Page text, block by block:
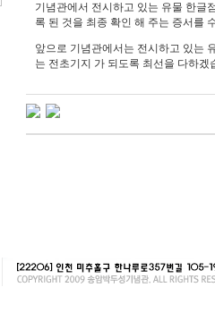
기념관에서 전시하고 있는 유물 한글
록 된 것을 최종 확인 해 주는 증서를
앞으로 기념관에서는 전시하고 있는
는 전초기지 가 되도록 최선을 다하겠